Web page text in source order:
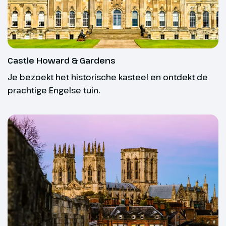
Castle Howard & Gardens
Je bezoekt het historische kasteel en ontdekt de
prachtige Engelse tuin.
schapen. We lopen over het
lange afstandspad The Cleveland
Way via landweggetjes door
akkers en bossen naar het
mysterieuze Gormire Lake.
Hoogtepunt
Nationaal Park
buiten onze invloedsfeer.
Bij data en prijzen zie je of deze reis vertrekgarantie
heeft.
Voor Groot-Brittannië (Engeland, Wales, Schotland
en Noord-Ierland) heb je een visum (ETA =
Electronic Travel Authorisation) nodig.
Zie voor meer informatie:www.oad.nl/eta-vk
Wij raden je aan de ETA aan te vragen nadat je
ongeveer 3 weken voor vertrek van ons de eerste
mail met reisbescheiden hebt ontvangen.